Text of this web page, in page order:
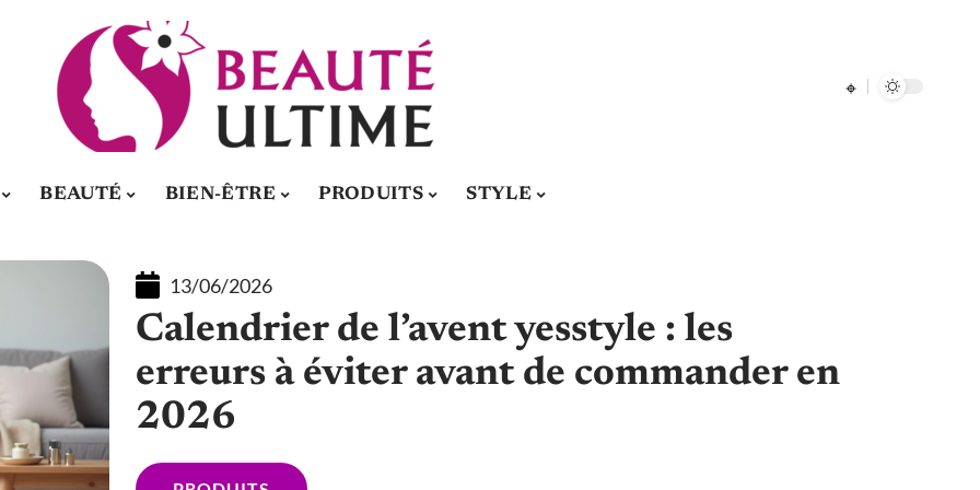
BEAUTÉ BIEN-ÊTRE PRODUITS STYLE
13/06/2026
Calendrier de l’avent yesstyle : les
erreurs à éviter avant de commander en
2026